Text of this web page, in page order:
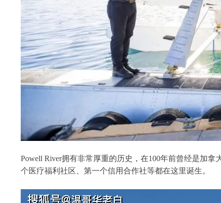
Powell River拥有非常厚重的历史，在100年前曾经是加
个医疗福利社区、第一个信用合作社等都在这里诞生。